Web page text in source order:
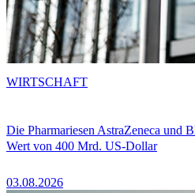
Die Pharmariesen AstraZeneca und
Wert von 400 Mrd. US-Dollar
03.08.2026
WIRTSCHAFT